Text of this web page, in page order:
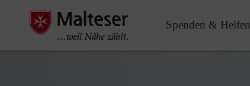
Spenden & Helfen